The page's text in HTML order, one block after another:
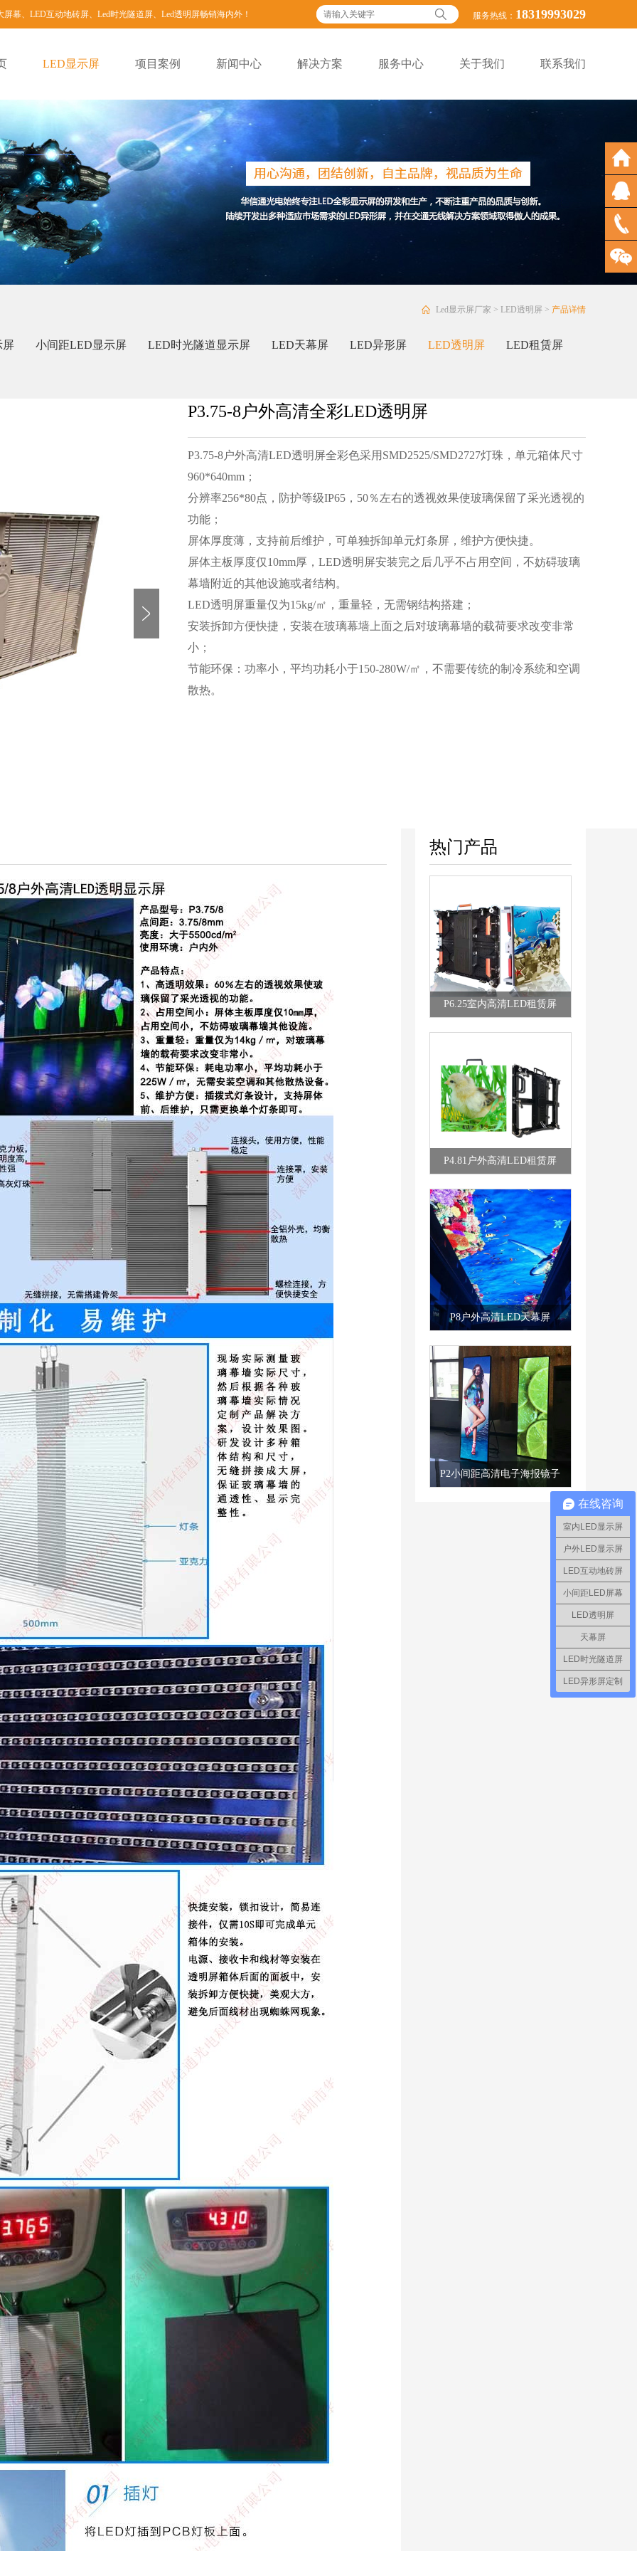
幕、 LED互动地砖屏、 Led时光隧道屏、 Led透明屏畅销海内外！ 服务热线： 18319993029
LED显示屏 项目案例 新闻中心 解决方案 服务中心 关于我们 联系我们
Led显示屏厂家 > LED透明屏 > 产品详情
屏 小间距LED显示屏 LED时光隧道显示屏 LED天幕屏 LED异形屏 LED透明屏 LED租赁屏
P3.75-8户外高清全彩LED透明屏
P3.75-8户外高清LED透明屏全彩色采用SMD2525/SMD2727灯珠，单元箱体尺寸
960*640mm；
分辨率256*80点，防护等级IP65，50％左右的透视效果使玻璃保留了采光透视的
功能；
屏体厚度薄，支持前后维护，可单独拆卸单元灯条屏，维护方便快捷。
屏体主板厚度仅10mm厚，LED透明屏安装完之后几乎不占用空间，不妨碍玻璃
幕墙附近的其他设施或者结构。
LED透明屏重量仅为15kg/㎡，重量轻，无需钢结构搭建；
安装拆卸方便快捷，安装在玻璃幕墙上面之后对玻璃幕墙的载荷要求改变非常
小；
节能环保：功率小，平均功耗小于150-280W/㎡，不需要传统的制冷系统和空调
散热。
热门产品
P6.25室内高清LED租赁屏
P4.81户外高清LED租赁屏
P8户外高清LED天幕屏
P2小间距高清电子海报镜子
在线咨询
室内LED显示屏
户外LED显示屏
LED互动地砖屏
小间距LED屏幕
LED透明屏
天幕屏
LED时光隧道屏
LED异形屏定制